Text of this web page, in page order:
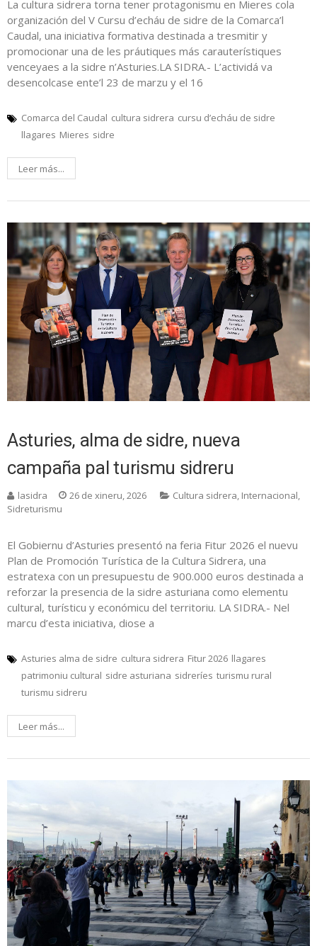
La cultura sidrera torna tener protagonismu en Mieres cola
organización del V Cursu d’echáu de sidre de la Comarca’l
Caudal, una iniciativa formativa destinada a tresmitir y
promocionar una de les práutiques más carauterístiques
venceyaes a la sidre n’Asturies.LA SIDRA.- L’actividá va
desencolcase ente’l 23 de marzu y el 16
Comarca del Caudal cultura sidrera cursu d’echáu de sidre
llagares Mieres sidre
Leer más...
Asturies, alma de sidre, nueva
campaña pal turismu sidreru
lasidra 26 de xineru, 2026 Cultura sidrera, Internacional,
Sidreturismu
El Gobiernu d’Asturies presentó na feria Fitur 2026 el nuevu
Plan de Promoción Turística de la Cultura Sidrera, una
estratexa con un presupuestu de 900.000 euros destinada a
reforzar la presencia de la sidre asturiana como elementu
cultural, turísticu y económicu del territoriu. LA SIDRA.- Nel
marcu d’esta iniciativa, diose a
Asturies alma de sidre cultura sidrera Fitur 2026 llagares
patrimoniu cultural sidre asturiana sidreríes turismu rural
turismu sidreru
Leer más...